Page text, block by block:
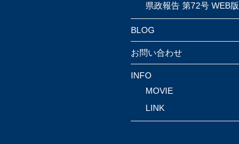
県政報告 第72号 WEB版
BLOG
お問い合わせ
INFO
MOVIE
LINK